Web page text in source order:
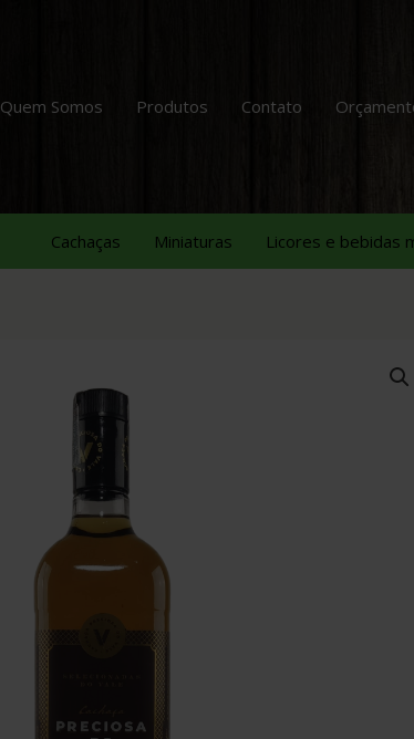
Quem Somos Produtos Contato
Cachaças Miniaturas Licores e bebidas